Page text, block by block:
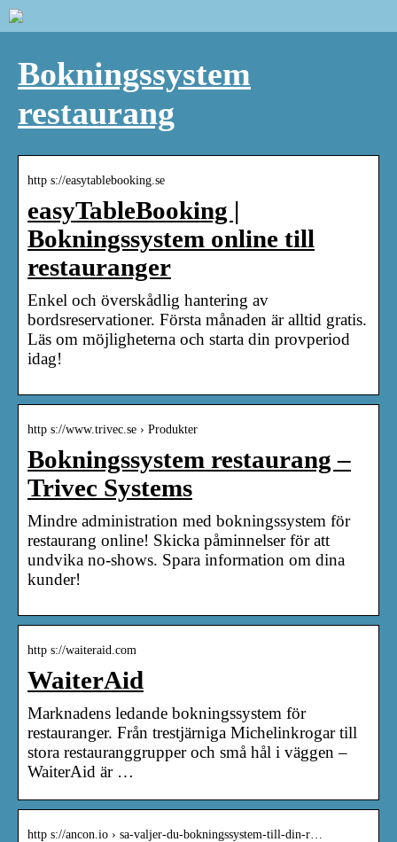
Bokningssystem
restaurang
http s://easytablebooking.se
easyTableBooking |
Bokningssystem online till
restauranger
Enkel och överskådlig hantering av
bordsreservationer. Första månaden är alltid gratis.
Läs om möjligheterna och starta din provperiod
idag!
http s://www.trivec.se › Produkter
Bokningssystem restaurang –
Trivec Systems
Mindre administration med bokningssystem för
restaurang online! Skicka påminnelser för att
undvika no-shows. Spara information om dina
kunder!
http s://waiteraid.com
WaiterAid
Marknadens ledande bokningssystem för
restauranger. Från trestjärniga Michelinkrogar till
stora restauranggrupper och små hål i väggen –
WaiterAid är …
http s://ancon.io › sa-valjer-du-bokningssystem-till-din-r…